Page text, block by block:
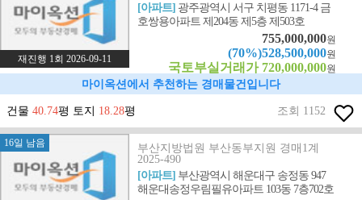
재진행 1회 2026-09-11
[아파트] 광주광역시 서구 치평동 1171-4 금
호쌍용아파트 제204동 제5층 제503호
755,000,000원
(70%)528,500,000원
국토부실거래가 720,000,000원
마이옥션에서 추천하는 경매물건입니다
건물 40.74평 토지 18.28평 조회 1152
16일 남음
부산지방법원 부산동부지원 경매1계
2025-490
[아파트] 부산광역시 해운대구 송정동 947
해운대송정우림필유아파트 103동 7층702호